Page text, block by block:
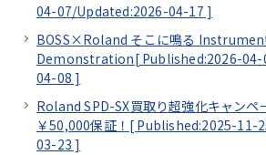
04-07/Updated:2026-04-17 ]
BOSS×Roland そこに鳴る
Demonstration[ Published:2026-
04-08 ]
Roland SPD-SX買取り超強化キャンペ
￥50,000保証！[ Published:2025-11-
03-23 ]